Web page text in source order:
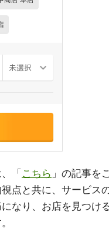
「 こちら 」の記事を
点と共に、サービス
なり、お店を見つけ